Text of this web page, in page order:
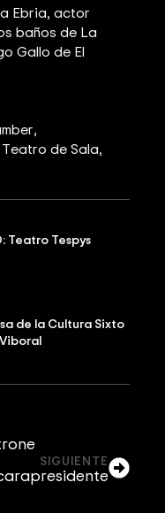
Ebria, actor
baños de La
Gallo de El
Teatro de Sala
Teatro Tespys
de la Cultura Sixto
SIGUIENTE